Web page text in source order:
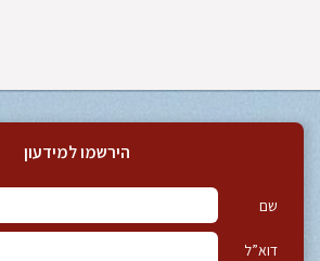
הירשמו למידעון
שם
דוא”ל